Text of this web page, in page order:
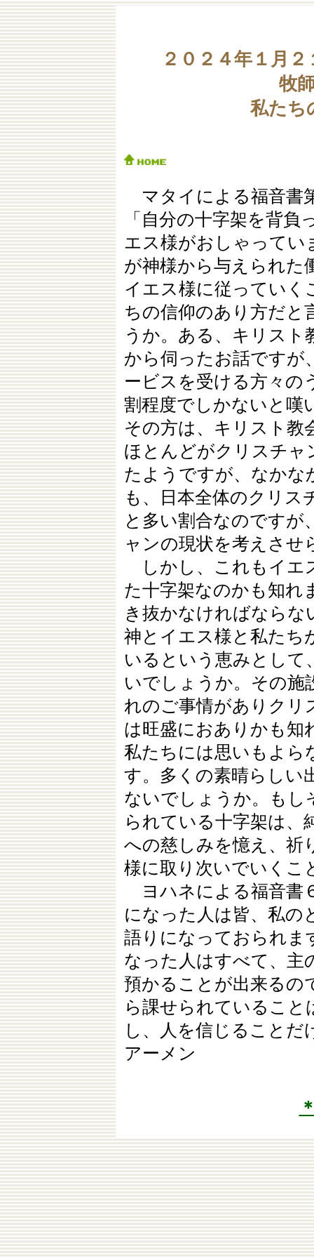
２０２４年１月
牧
私たちの
マタイによる福音書
「自分の十字架を背
エス様がおしゃってい
が神様から与えられた
イエス様に従っていく
ちの信仰のあり方だと
うか。ある、キリスト
から伺ったお話ですが
ービスを受ける方々の
割程度でしかないと嘆
その方は、キリスト教
ほとんどがクリスチャ
たようですが、なかな
も、日本全体のクリス
と多い割合なのですが
ャンの現状を考えさせ
しかし、これもイエ
た十字架なのかも知れ
き抜かなければなら
神とイエス様と私たち
いるという恵みとして
いでしょうか。その施
れのご事情がありクリ
は旺盛におありかも知
私たちには思いもよら
す。多くの素晴らしい
ないでしょうか。もし
られている十字架は、
への慈しみを憶え、祈
様に取り次いでいくこ
ヨハネによる福音書
になった人は皆、私の
語りになっておられま
なった人はすべて、主
預かることが出来るの
ら課せられていること
し、人を信じること
アーメン